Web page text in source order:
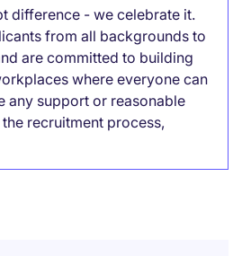
difference - we celebrate it.
from all backgrounds to
are committed to building
where everyone can
any support or reasonable
recruitment process,